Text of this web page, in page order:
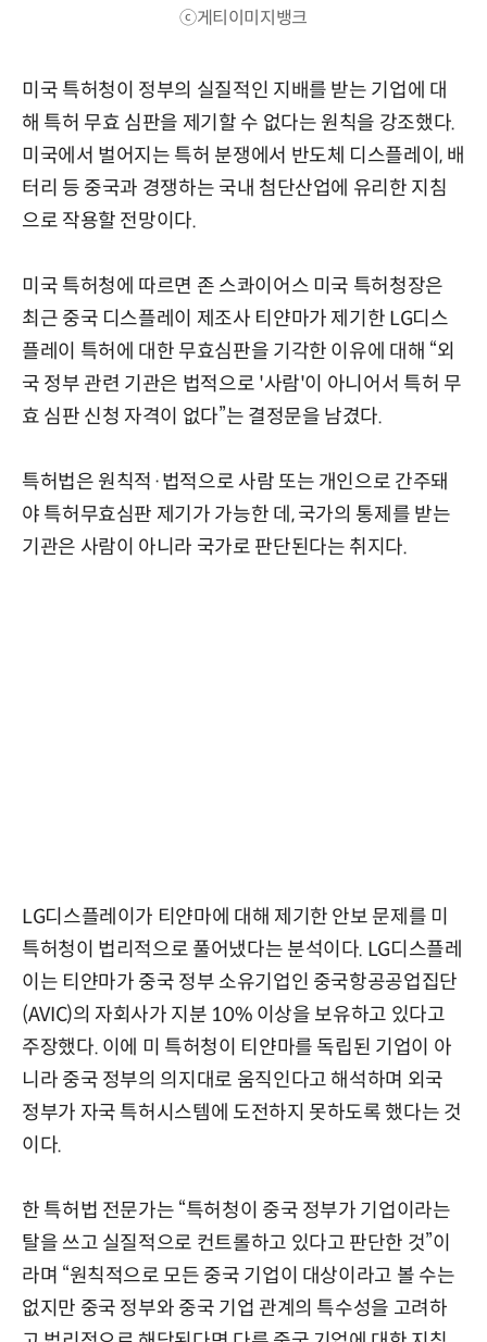
ⓒ게티이미지뱅크
미국 특허청이 정부의 실질적인 지배를 받는 기업에 대
해 특허 무효 심판을 제기할 수 없다는 원칙을 강조했다.
미국에서 벌어지는 특허 분쟁에서 반도체 디스플레이, 배
터리 등 중국과 경쟁하는 국내 첨단산업에 유리한 지침
으로 작용할 전망이다.
미국 특허청에 따르면 존 스콰이어스 미국 특허청장은
최근 중국 디스플레이 제조사 티얀마가 제기한 LG디스
플레이 특허에 대한 무효심판을 기각한 이유에 대해 “외
국 정부 관련 기관은 법적으로 '사람'이 아니어서 특허 무
효 심판 신청 자격이 없다”는 결정문을 남겼다.
특허법은 원칙적·법적으로 사람 또는 개인으로 간주돼
야 특허무효심판 제기가 가능한 데, 국가의 통제를 받는
기관은 사람이 아니라 국가로 판단된다는 취지다.
LG디스플레이가 티얀마에 대해 제기한 안보 문제를 미
특허청이 법리적으로 풀어냈다는 분석이다. LG디스플레
이는 티얀마가 중국 정부 소유기업인 중국항공공업집단
(AVIC)의 자회사가 지분 10% 이상을 보유하고 있다고
주장했다. 이에 미 특허청이 티얀마를 독립된 기업이 아
니라 중국 정부의 의지대로 움직인다고 해석하며 외국
정부가 자국 특허시스템에 도전하지 못하도록 했다는 것
이다.
한 특허법 전문가는 “특허청이 중국 정부가 기업이라는
탈을 쓰고 실질적으로 컨트롤하고 있다고 판단한 것”이
라며 “원칙적으로 모든 중국 기업이 대상이라고 볼 수는
없지만 중국 정부와 중국 기업 관계의 특수성을 고려하